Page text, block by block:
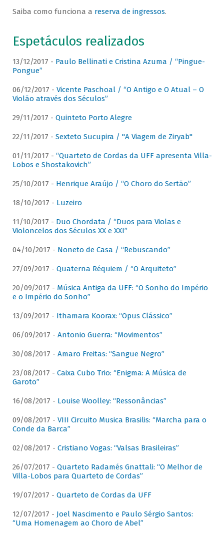
Saiba como funciona a reserva de ingressos.
Espetáculos realizados
13/12/2017 - Paulo Bellinati e Cristina Azuma / “Pingue-
Pongue”
06/12/2017 - Vicente Paschoal / “O Antigo e O Atual – O
Violão através dos Séculos”
29/11/2017 - Quinteto Porto Alegre
22/11/2017 - Sexteto Sucupira / "A Viagem de Ziryab"
01/11/2017 - “Quarteto de Cordas da UFF apresenta Villa-
Lobos e Shostakovich”
25/10/2017 - Henrique Araújo / “O Choro do Sertão”
18/10/2017 - Luzeiro
11/10/2017 - Duo Chordata / “Duos para Violas e
Violoncelos dos Séculos XX e XXI”
04/10/2017 - Noneto de Casa / “Rebuscando”
27/09/2017 - Quaterna Réquiem / “O Arquiteto”
20/09/2017 - Música Antiga da UFF: “O Sonho do Império
e o Império do Sonho”
13/09/2017 - Ithamara Koorax: “Opus Clássico”
06/09/2017 - Antonio Guerra: “Movimentos”
30/08/2017 - Amaro Freitas: “Sangue Negro”
23/08/2017 - Caixa Cubo Trio: “Enigma: A Música de
Garoto”
16/08/2017 - Louise Woolley: “Ressonâncias”
09/08/2017 - VIII Circuito Musica Brasilis: “Marcha para o
Conde da Barca”
02/08/2017 - Cristiano Vogas: “Valsas Brasileiras”
26/07/2017 - Quarteto Radamés Gnattali: “O Melhor de
Villa-Lobos para Quarteto de Cordas”
19/07/2017 - Quarteto de Cordas da UFF
12/07/2017 - Joel Nascimento e Paulo Sérgio Santos:
“Uma Homenagem ao Choro de Abel”